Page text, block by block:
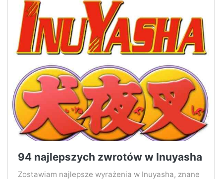
94 najlepszych zwrotów w Inuyasha
Zostawiam najlepsze wyrażenia w Inuyasha, znane